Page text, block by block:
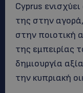
Cyprus
της στην
στην ποιοτική
της εμπειρίας
δημιουργία
την κυπριακή